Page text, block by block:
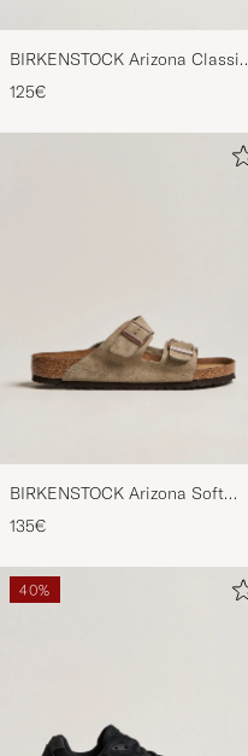
BIRKENSTOCK Arizona Classic
Footbed Habana Oiled Leather
125€
BIRKENSTOCK Arizona Soft
Footbed Taupe Suede
135€
40%